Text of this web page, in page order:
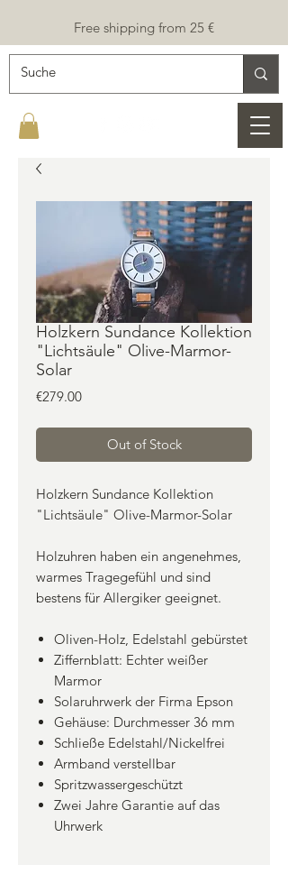
Free shipping from 25 €
Holzkern Sundance Kollektion
"Lichtsäule" Olive-Marmor-
Solar
€279.00Price
Out of Stock
Holzkern Sundance Kollektion
"Lichtsäule" Olive-Marmor-Solar
Holzuhren haben ein angenehmes,
warmes Tragegefühl und sind
bestens für Allergiker geeignet.
Oliven-Holz, Edelstahl gebürstet
Ziffernblatt: Echter weißer
Marmor
Solaruhrwerk der Firma Epson
Gehäuse: Durchmesser 36 mm
Schließe Edelstahl/Nickelfrei
Armband verstellbar
Spritzwassergeschützt
Zwei Jahre Garantie auf das
Uhrwerk